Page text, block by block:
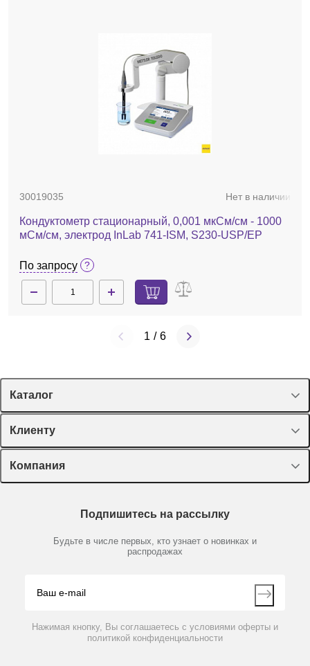
30019035 Нет в наличии
Кондуктометр стационарный, 0,001 мкСм/см - 1000
мСм/см, электрод InLab 741-ISM, S230-USP/EP
По запросу
1 / 6
Каталог
Спецпредложения
Оборудование, приборы
Пластик, стекло, принадлежности
Химические реактивы, препараты, наборы
Производители
Клиенту
Лекторий Диаэм
Доставка и оплата
Мобильное приложение
Компания
Партнеры
Контакты
Подпишитесь на рассылку
Будьте в числе первых, кто узнает о новинках и
распродажах
Нажимая кнопку, Вы соглашаетесь с условиями оферты и
политикой конфиденциальности